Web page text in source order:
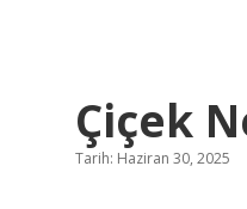
Çiçek
Tarih: Haziran 30, 2025